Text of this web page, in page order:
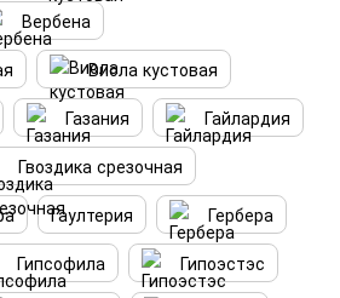
Вербена
Виола кустовая
Газания
Гайлардия
Гвоздика срезочная
Гаултерия
Гербера
Гипсофила
Гипоэстэс